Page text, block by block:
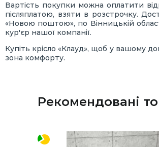
Вартість покупки можна оплатити
післяплатою, взяти в розстрочку.
«Новою поштою», по Вінницькій
кур'єр нашої компанії.
Купіть крісло «Клауд», щоб у вашому
зона комфорту.
Рекомендовані